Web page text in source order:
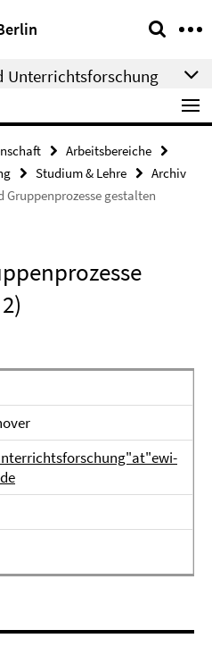
Unterrichtsforschung
Arbeitsbereiche
Studium & Lehre
Archiv
Gruppenprozesse gestalten